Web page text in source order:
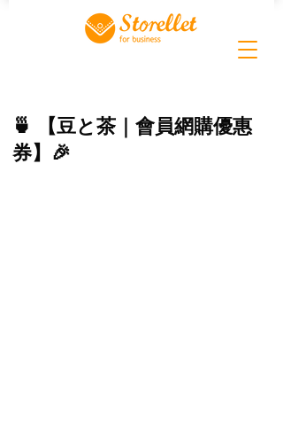
🍵 【豆と茶｜會員網購優惠
券】🎉